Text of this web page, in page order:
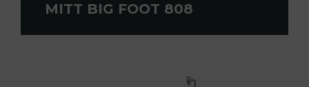
MITT BIG FOOT 808